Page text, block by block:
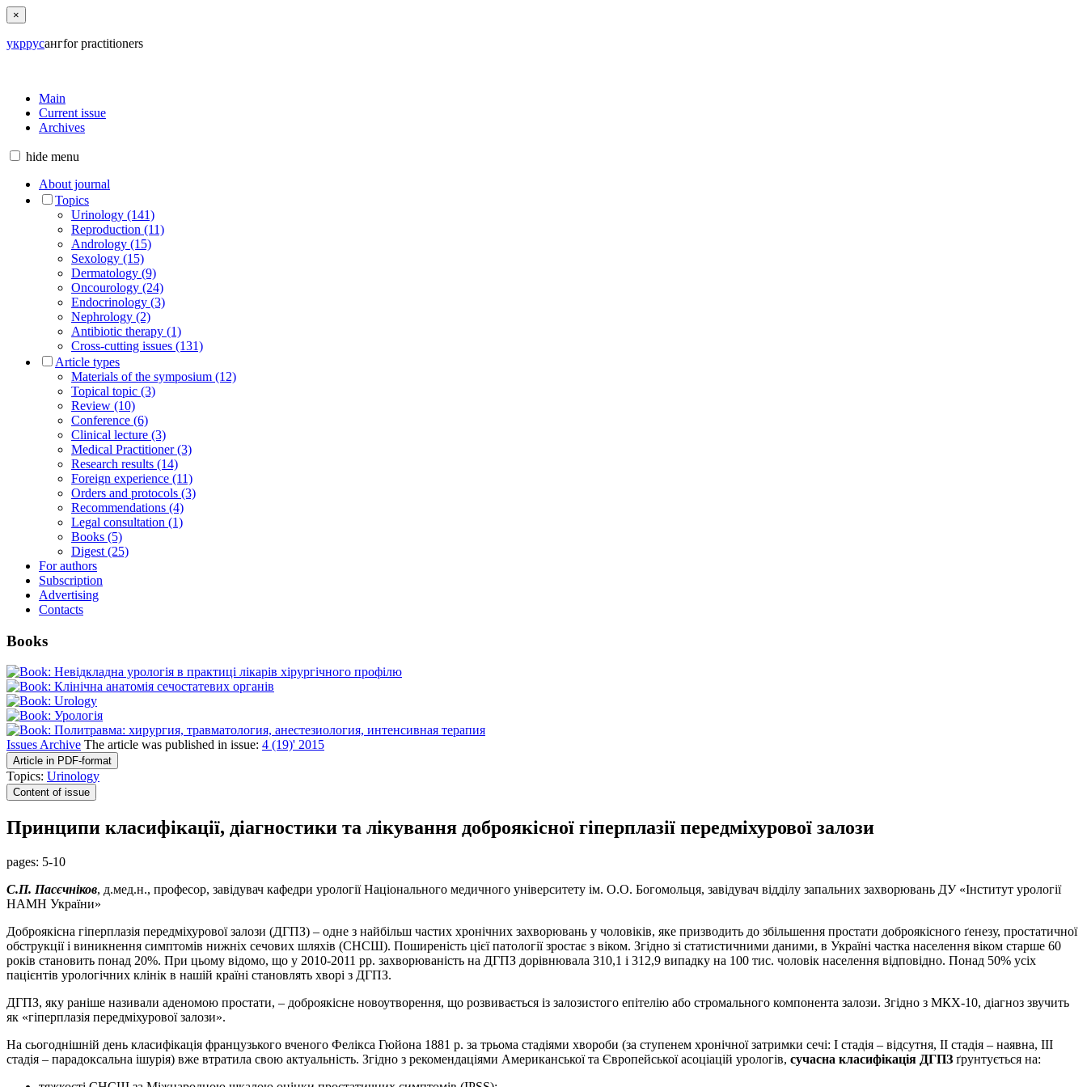
×
укррусангfor practitioners
Main
Current issue
Archives
hide menu
About journal
Topics
Urinology (141)
Reproduction (11)
Andrology (15)
Sexology (15)
Dermatology (9)
Oncourology (24)
Endocrinology (3)
Nephrology (2)
Antibiotic therapy (1)
Cross-cutting issues (131)
Article types
Materials of the symposium (12)
Topical topic (3)
Review (10)
Conference (6)
Clinical lecture (3)
Medical Practitioner (3)
Research results (14)
Foreign experience (11)
Orders and protocols (3)
Recommendations (4)
Legal consultation (1)
Books (5)
Digest (25)
For authors
Subscription
Advertising
Contacts
Books
Issues Archive The article was published in issue: 4 (19)' 2015
Article in PDF-format
Topics: Urinology
Content of issue
Принципи класифікації, діагностики та лікування доброякісної гіперплазії передміхурової залози
pages: 5-10
С.П. Пасєчніков, д.мед.н., професор, завідувач кафедри урології Національного медичного університету ім. О.О. Богомольця, завідувач відділу запальних захворювань ДУ «Інститут урології
НАМН України»
Доброякісна гіперплазія передміхурової залози (ДГПЗ) – одне з найбільш частих хронічних захворювань у чоловіків, яке призводить до збільшення простати доброякісного ґенезу, простатичної
обструкції і виникнення симптомів нижніх сечових шляхів (СНСШ). Поширеність цієї патології зростає з віком. Згідно зі статистичними даними, в Україні частка населення віком старше 60
років становить понад 20%. При цьому відомо, що у 2010-2011 рр. захворюваність на ДГПЗ дорівнювала 310,1 і 312,9 випадку на 100 тис. чоловік населення відповідно. Понад 50% усіх
пацієнтів урологічних клінік в нашій країні становлять хворі з ДГПЗ.
ДГПЗ, яку раніше називали аденомою простати, – доброякісне новоутворення, що розвивається із залозистого епітелію або стромального компонента залози. Згідно з МКХ-10, діагноз звучить
як «гіперплазія передміхурової залози».
На сьогоднішній день класифікація французького вченого Фелікса Гюйона 1881 р. за трьома стадіями хвороби (за ступенем хронічної затримки сечі: І стадія – відсутня, ІІ стадія – наявна, ІІІ
стадія – парадоксальна ішурія) вже втратила свою актуальність. Згідно з рекомендаціями Американської та Європейської асоціацій урологів, сучасна класифікація ДГПЗ ґрунтується на: